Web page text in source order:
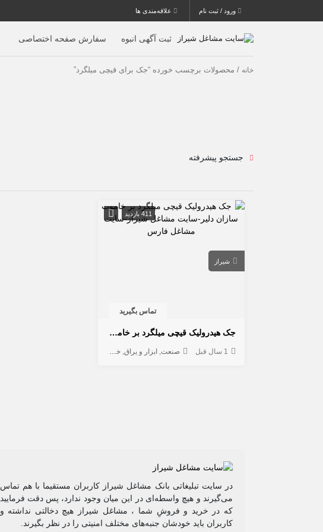
ورود / ثبت نام علاقه‌مندی ها
ثبت آگهی انبوه سفارش صفحه اختصاصی
خانه / محصولات برچسب خورده “جک برای قیچی میلگرد”
جستجو پیشرفته
411 بازدید
شیراز
تماس بگیرید
جک هیدرولیک قيچی میلگرد بر خاموت سازان دلیر
1 سال قبل صنعت ابزار و یراق خدمات صنعتی
در سایت تبلیغاتی بانک مشاغل شیراز کاربران مستقیما با هم تماس
می‌گیرند و هیچ واسطه‌ای در این میان وجود ندارد، پس دقت فرمایید
که در خرید و فروشِ شما ، مشاغل شیراز هیچ دخالتی نداشته و
کاربران باید خودشان جنبه‌های مختلف امنیتی را در نظر بگیرند.